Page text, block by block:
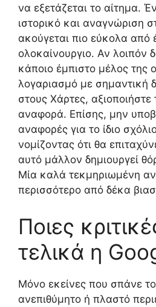
να εξετάζεται το αίτημα.
ιστορικό και αναγνώριση
ακούγεται πιο εύκολα από
ολοκαίνουργιο. Αν λοιπόν
κάποιο έμπιστο μέλος της
λογαριασμό με σημαντική
στους Χάρτες, αξιοποιήστε
αναφορά. Επίσης, μην
αναφορές για το ίδιο
νομίζοντας ότι θα
αυτό μάλλον δημιουργεί
Μία καλά τεκμηριωμένη
περισσότερο από δέκα
Ποιες
τελικά η
Μόνο εκείνες που σπάνε
ανεπιθύμητο ή πλαστό